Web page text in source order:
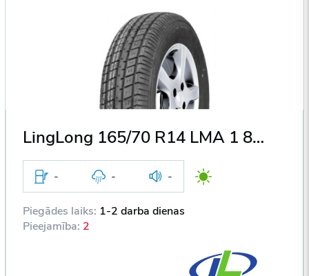
LingLong 165/70 R14 LMA 1 81T DOT2011
- - -
Piegādes laiks: 1-2 darba dienas
Pieejamība: 2